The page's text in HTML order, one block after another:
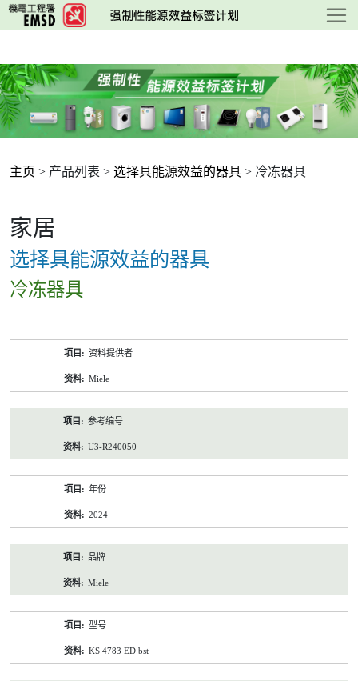
跳
至
要
内
容
主页 > 产品列表 > 选择具能源效益的器具 > 冷冻器具
家居
选择具能源效益的器具
冷冻器具
资料提供者
Miele
参考编号
U3-R240050
年份
2024
品牌
Miele
型号
KS 4783 ED bst